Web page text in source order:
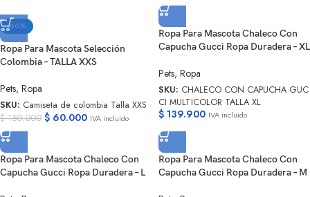
-60%
Ropa Para Mascota Selección
Colombia – TALLA XXS
Pets, Ropa
SKU: Camiseta de colombia Talla XXS
$150.000 $ 60.000 IVA incluido
Ropa Para Mascota Chaleco Con
Capucha Gucci Ropa Duradera – XL
Pets, Ropa
SKU: CHALECO CON CAPUCHA GUC
CI MULTICOLOR TALLA XL
$ 139.900 IVA incluido
Ropa Para Mascota Chaleco Con
Capucha Gucci Ropa Duradera – L
Ropa Para Mascota Chaleco Con
Capucha Gucci Ropa Duradera – M